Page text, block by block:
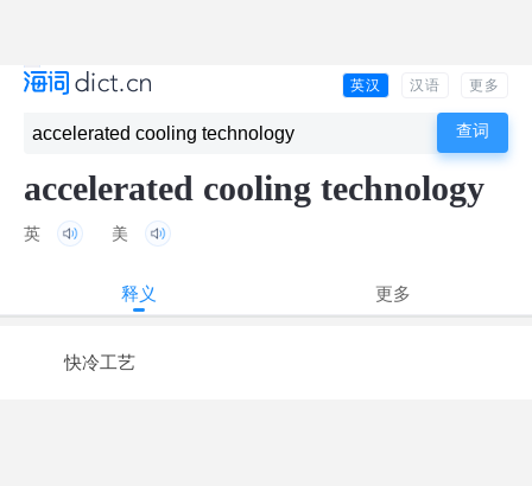
英汉 汉语 更多
accelerated cooling technology
英 美
释义 更多
快冷工艺